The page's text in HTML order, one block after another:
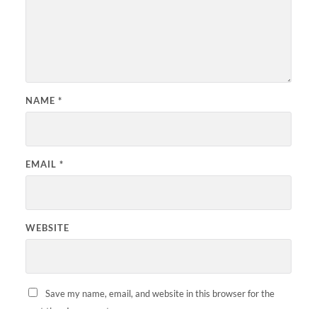
NAME *
EMAIL *
WEBSITE
Save my name, email, and website in this browser for the